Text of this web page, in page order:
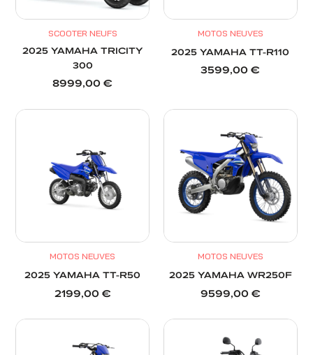
SCOOTER NEUFS
2025 YAMAHA TRICITY
300
8999,00€
MOTOS NEUVES
2025 YAMAHA TT-R110
3599,00€
MOTOS NEUVES
2025 YAMAHA TT-R50
2199,00 €
MOTOS NEUVES
2025 YAMAHA WR250F
9599,00 €